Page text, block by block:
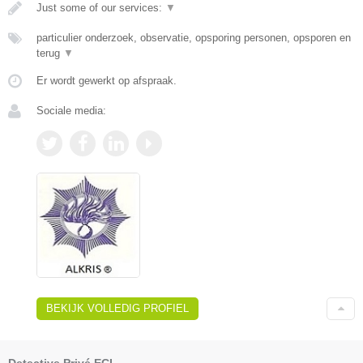
Just some of our services: ▼
particulier onderzoek, observatie, opsporing personen, opsporen en
terug ▼
Er wordt gewerkt op afspraak.
Sociale media:
BEKIJK VOLLEDIG PROFIEL